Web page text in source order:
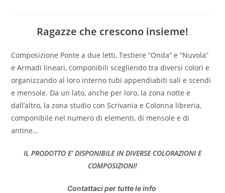
Ragazze che crescono insieme!
Composizione Ponte a due letti, Testiere “Onda” e “Nuvola”
e Armadi lineari, componibili scegliendo tra diversi colori e
organizzando al loro interno tubi appendiabiti sali e scendi
e mensole. Da un lato, anche per loro, la zona notte e
dall’altro, la zona studio con Scrivania e Colonna libreria,
componibile nel numero di elementi, di mensole e di
antine…
IL PRODOTTO E’ DISPONIBILE IN DIVERSE COLORAZIONI E
COMPOSIZIONI!
Contattaci per tutte le info